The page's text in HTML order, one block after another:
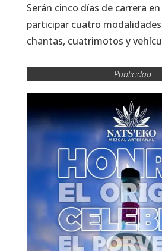
Serán cinco días de carrera
participar cuatro
chantas, cuatrimotos y
Publicidad